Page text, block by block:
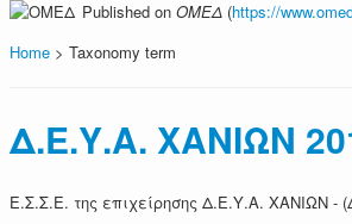
Published on ΟΜΕΔ (https://
Home > Taxonomy term
Δ.Ε.Υ.Α. ΧΑΝΙΩΝ
Ε.Σ.Σ.Ε. της επιχείρησης Δ.Ε.Υ.Α. ΧΑΝΙΩΝ -